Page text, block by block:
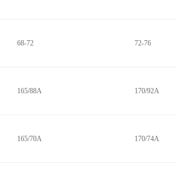
68-72 72-76
165/88A 170/92A
165/70A 170/74A